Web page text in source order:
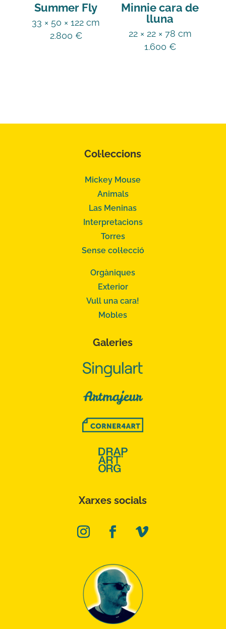
Summer Fly
33 × 50 × 122 cm
2.800 €
Minnie cara de
lluna
22 × 22 × 78 cm
1.600 €
Col·leccions
Mickey Mouse
Animals
Las Meninas
Interpretacions
Torres
Sense col·lecció
Orgàniques
Exterior
Vull una cara!
Mobles
Galeries
Xarxes socials